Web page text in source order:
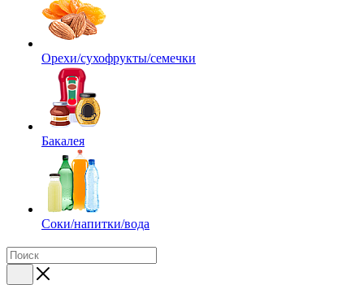
Орехи/сухофрукты/семечки
Бакалея
Соки/напитки/вода